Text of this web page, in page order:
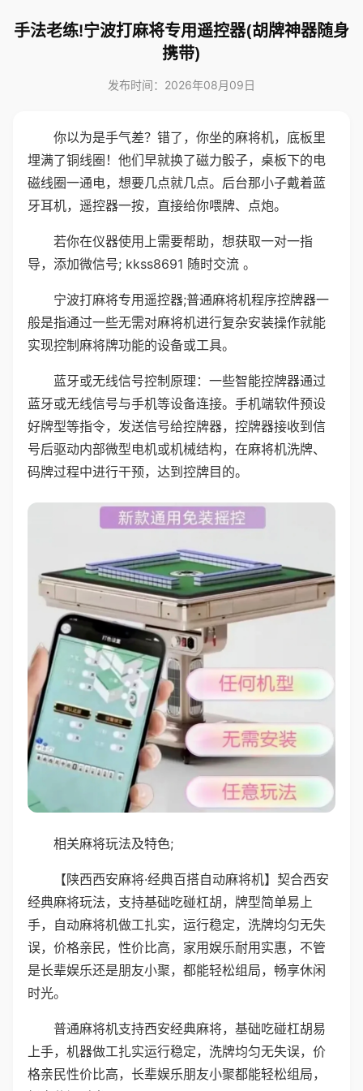
手法老练!宁波打麻将专用遥控器(胡牌神器随身
携带)
发布时间：2026年08月09日
你以为是手气差？错了，你坐的麻将机，底板里
埋满了铜线圈！他们早就换了磁力骰子，桌板下的电
磁线圈一通电，想要几点就几点。后台那小子戴着蓝
牙耳机，遥控器一按，直接给你喂牌、点炮。
若你在仪器使用上需要帮助，想获取一对一指
导，添加微信号; kkss8691 随时交流 。
宁波打麻将专用遥控器;普通麻将机程序控牌器一
般是指通过一些无需对麻将机进行复杂安装操作就能
实现控制麻将牌功能的设备或工具。
蓝牙或无线信号控制原理：一些智能控牌器通过
蓝牙或无线信号与手机等设备连接。手机端软件预设
好牌型等指令，发送信号给控牌器，控牌器接收到信
号后驱动内部微型电机或机械结构，在麻将机洗牌、
码牌过程中进行干预，达到控牌目的。
相关麻将玩法及特色;
【陕西西安麻将·经典百搭自动麻将机】契合西安
经典麻将玩法，支持基础吃碰杠胡，牌型简单易上
手，自动麻将机做工扎实，运行稳定，洗牌均匀无失
误，价格亲民，性价比高，家用娱乐耐用实惠，不管
是长辈娱乐还是朋友小聚，都能轻松组局，畅享休闲
时光。
普通麻将机支持西安经典麻将，基础吃碰杠胡易
上手，机器做工扎实运行稳定，洗牌均匀无失误，价
格亲民性价比高，长辈娱乐朋友小聚都能轻松组局，